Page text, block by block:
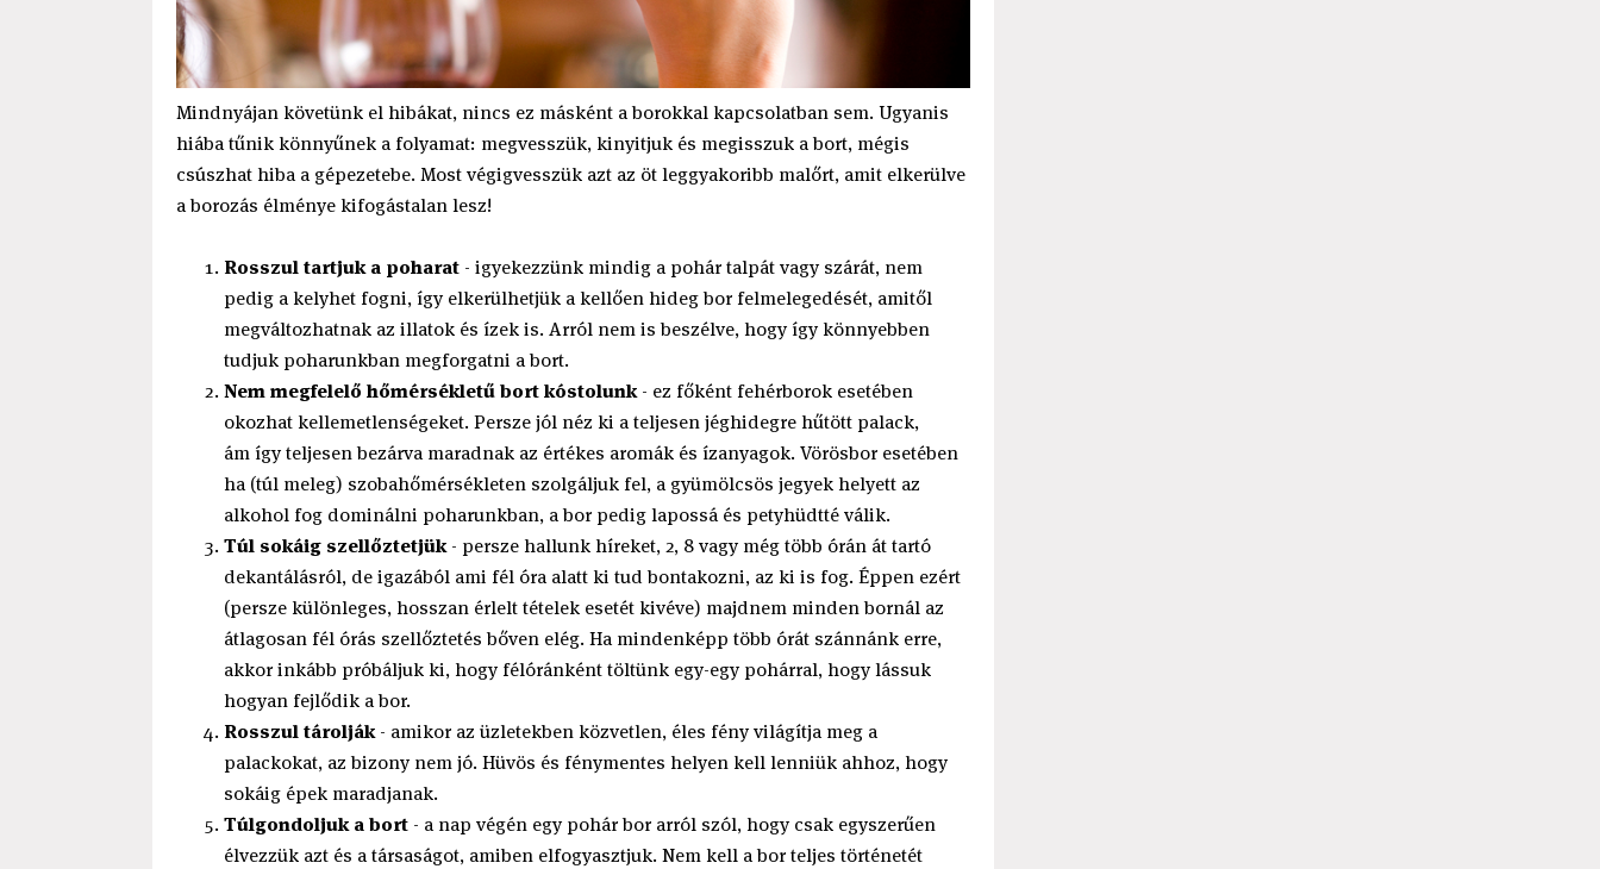
Mindnyájan követünk el hibákat, nincs ez másként a borokkal kapcsolatban sem. Ugyanis
hiába tűnik könnyűnek a folyamat: megvesszük, kinyitjuk és megisszuk a bort, mégis
csúszhat hiba a gépezetebe. Most végigvesszük azt az öt leggyakoribb malőrt, amit elkerülve
a borozás élménye kifogástalan lesz!
Rosszul tartjuk a poharat- igyekezzünk mindig a pohár talpát vagy szárát, nem
pedig a kelyhet fogni, így elkerülhetjük a kellően hideg bor felmelegedését, amitől
megváltozhatnak az illatok és ízek is. Arról nem is beszélve, hogy így könnyebben
tudjuk poharunkban megforgatni a bort.
Nem megfelelő hőmérsékletű bort kóstolunk- ez főként fehérborok esetében
okozhat kellemetlenségeket. Persze jól néz ki a teljesen jéghidegre hűtött palack,
ám így teljesen bezárva maradnak az értékes aromák és ízanyagok. Vörösbor esetében
ha (túl meleg) szobahőmérsékleten szolgáljuk fel, a gyümölcsös jegyek helyett az
alkohol fog dominálni poharunkban, a bor pedig lapossá és petyhüdtté válik.
Túl sokáig szellőztetjük- persze hallunk híreket, 2, 8 vagy még több órán át tartó
dekantálásról, de igazából ami fél óra alatt ki tud bontakozni, az ki is fog. Éppen ezért
(persze különleges, hosszan érlelt tételek esetét kivéve) majdnem minden bornál az
átlagosan fél órás szellőztetés bőven elég. Ha mindenképp több órát szánnánk erre,
akkor inkább próbáljuk ki, hogy félóránként töltünk egy-egy pohárral, hogy lássuk
hogyan fejlődik a bor.
Rosszul tárolják- amikor az üzletekben közvetlen, éles fény világítja meg a
palackokat, az bizony nem jó. Hüvös és fénymentes helyen kell lenniük ahhoz, hogy
sokáig épek maradjanak.
Túlgondoljuk a bort- a nap végén egy pohár bor arról szól, hogy csak egyszerűen
élvezzük azt és a társaságot, amiben elfogyasztjuk. Nem kell a bor teljes történetét